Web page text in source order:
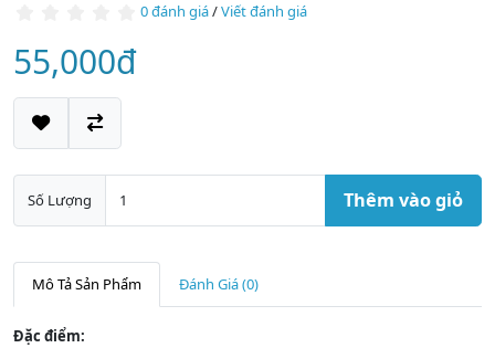
0 đánh giá/Viết đánh giá
55,000đ
Số Lượng Thêm vào giỏ
Mô Tả Sản Phẩm Đánh Giá (0)
Đặc điểm: